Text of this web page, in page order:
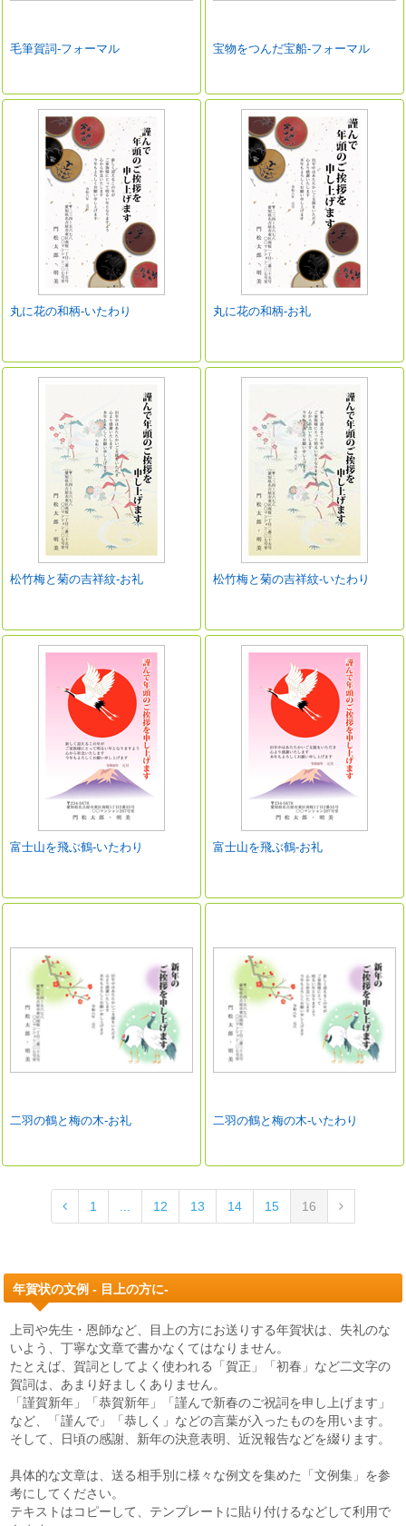
毛筆賀詞-フォーマル 宝物をつんだ宝船-フォーマル
丸に花の和柄-いたわり 丸に花の和柄-お礼
松竹梅と菊の吉祥紋-お礼 松竹梅と菊の吉祥紋-いたわり
富士山を飛ぶ鶴-いたわり 富士山を飛ぶ鶴-お礼
二羽の鶴と梅の木-お礼 二羽の鶴と梅の木-いたわり
1 12 13 14 15 16
年賀状の文例 - 目上の方に-
上司や先生・恩師など、目上の方にお送りする年賀状は、失礼のな
いよう、丁寧な文章で書かなくてはなりません。
たとえば、賀詞としてよく使われる「賀正」「初春」など二文字の
賀詞は、あまり好ましくありません。
「謹賀新年」「恭賀新年」「謹んで新春のご祝詞を申し上げます」
など、「謹んで」「恭しく」などの言葉が入ったものを用います。
そして、日頃の感謝、新年の決意表明、近況報告などを綴ります。
具体的な文章は、送る相手別に様々な例文を集めた「文例集」を参
考にしてください。
テキストはコピーして、テンプレートに貼り付けるなどして利用で